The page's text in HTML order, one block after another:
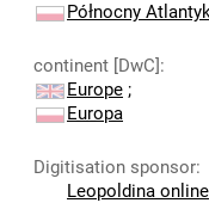
Północny
continent [DwC]:
Europe ;
Europa
Digitisation sponsor:
Leopoldina online